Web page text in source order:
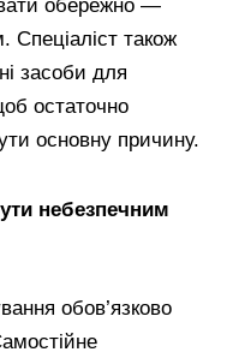
обережно —
Спеціаліст також
засоби для
остаточно
основну причину.
небезпечним
обов’язково